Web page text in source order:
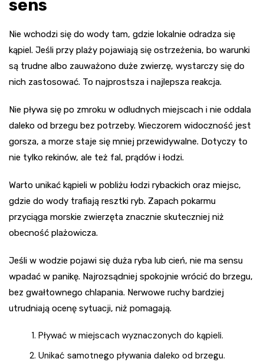
sens
Nie wchodzi się do wody tam, gdzie lokalnie odradza się
kąpiel. Jeśli przy plaży pojawiają się ostrzeżenia, bo warunki
są trudne albo zauważono duże zwierzę, wystarczy się do
nich zastosować. To najprostsza i najlepsza reakcja.
Nie pływa się po zmroku w odludnych miejscach i nie oddala
daleko od brzegu bez potrzeby. Wieczorem widoczność jest
gorsza, a morze staje się mniej przewidywalne. Dotyczy to
nie tylko rekinów, ale też fal, prądów i łodzi.
Warto unikać kąpieli w pobliżu łodzi rybackich oraz miejsc,
gdzie do wody trafiają resztki ryb. Zapach pokarmu
przyciąga morskie zwierzęta znacznie skuteczniej niż
obecność plażowicza.
Jeśli w wodzie pojawi się duża ryba lub cień, nie ma sensu
wpadać w panikę. Najrozsądniej spokojnie wrócić do brzegu,
bez gwałtownego chlapania. Nerwowe ruchy bardziej
utrudniają ocenę sytuacji, niż pomagają.
Pływać w miejscach wyznaczonych do kąpieli.
Unikać samotnego pływania daleko od brzegu.